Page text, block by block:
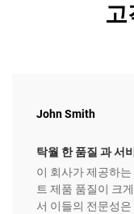
고
John Smith
탁월 한 품질 과 서
이 회사가 제공하
트 제품 품질이 크
서 이들의 전문성